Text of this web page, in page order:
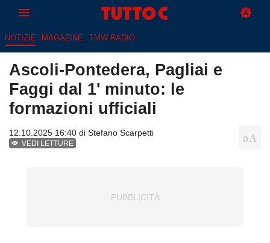
NOTIZIE MAGAZINE TMW RADIO
Ascoli-Pontedera, Pagliai e
Faggi dal 1' minuto: le
formazioni ufficiali
12.10.2025 16:40 di Stefano Scarpetti
VEDI LETTURE